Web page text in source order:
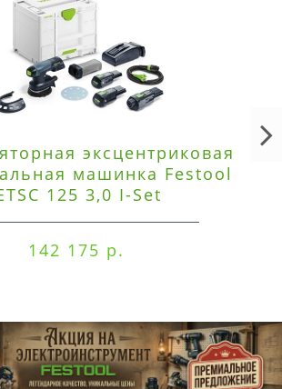
эксцентриковая
машинка Festool
125 3,0 I-Set
142 175 р.